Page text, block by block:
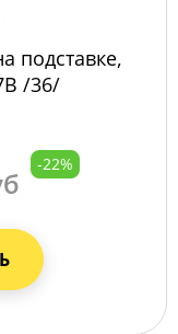
подставке,
/36/
-22%